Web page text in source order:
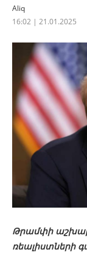
Aliq
16:02 | 21.01.2025
Թրամփի
ռեալիստների